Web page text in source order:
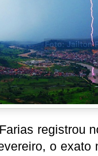
registrou
o exato